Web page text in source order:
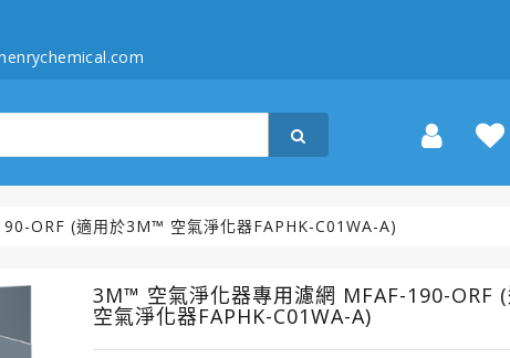
ORF (適用於3M™ 空氣淨化器FAPHK-C01WA-A)
3M™ 空氣淨化器專用濾網 MFAF-190-ORF
空氣淨化器FAPHK-C01WA-A)